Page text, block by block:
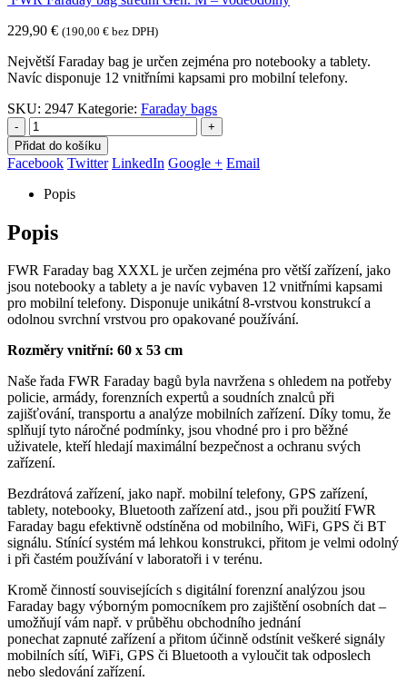
229,90 € (190,00 € bez DPH)
Největší Faraday bag je určen zejména pro notebooky a tablety.
Navíc disponuje 12 vnitřními kapsami pro mobilní telefony.
SKU: 2947 Kategorie: Faraday bags
-
+
Přidat do košíku
Facebook Twitter LinkedIn Google + Email
Popis
Popis
FWR Faraday bag XXXL je určen zejména pro větší zařízení, jako
jsou notebooky a tablety a je navíc vybaven 12 vnitřními kapsami
pro mobilní telefony. Disponuje unikátní 8-vrstvou konstrukcí a
odolnou svrchní vrstvou pro opakované používání.
Rozměry vnitřní: 60 x 53 cm
Naše řada FWR Faraday bagů byla navržena s ohledem na potřeby
policie, armády, forenzních expertů a soudních znalců při
zajišťování, transportu a analýze mobilních zařízení. Díky tomu, že
splňují tyto náročné podmínky, jsou vhodné pro i pro běžné
uživatele, kteří hledají maximální bezpečnost a ochranu svých
zařízení.
Bezdrátová zařízení, jako např. mobilní telefony, GPS zařízení,
tablety, notebooky, Bluetooth zařízení atd., jsou při použití FWR
Faraday bagu efektivně odstíněna od mobilního, WiFi, GPS či BT
signálu. Stínící systém má lehkou konstrukci, přitom je velmi odolný
i při častém používání v laboratoři i v terénu.
Kromě činností souvisejících s digitální forenzní analýzou jsou
Faraday bagy výborným pomocníkem pro zajištění osobních dat –
umožňují vám např. v průběhu obchodního jednání
ponechat zapnuté zařízení a přitom účinně odstínit veškeré signály
mobilních sítí, WiFi, GPS či Bluetooth a vyloučit tak odposlech
nebo sledování zařízení.